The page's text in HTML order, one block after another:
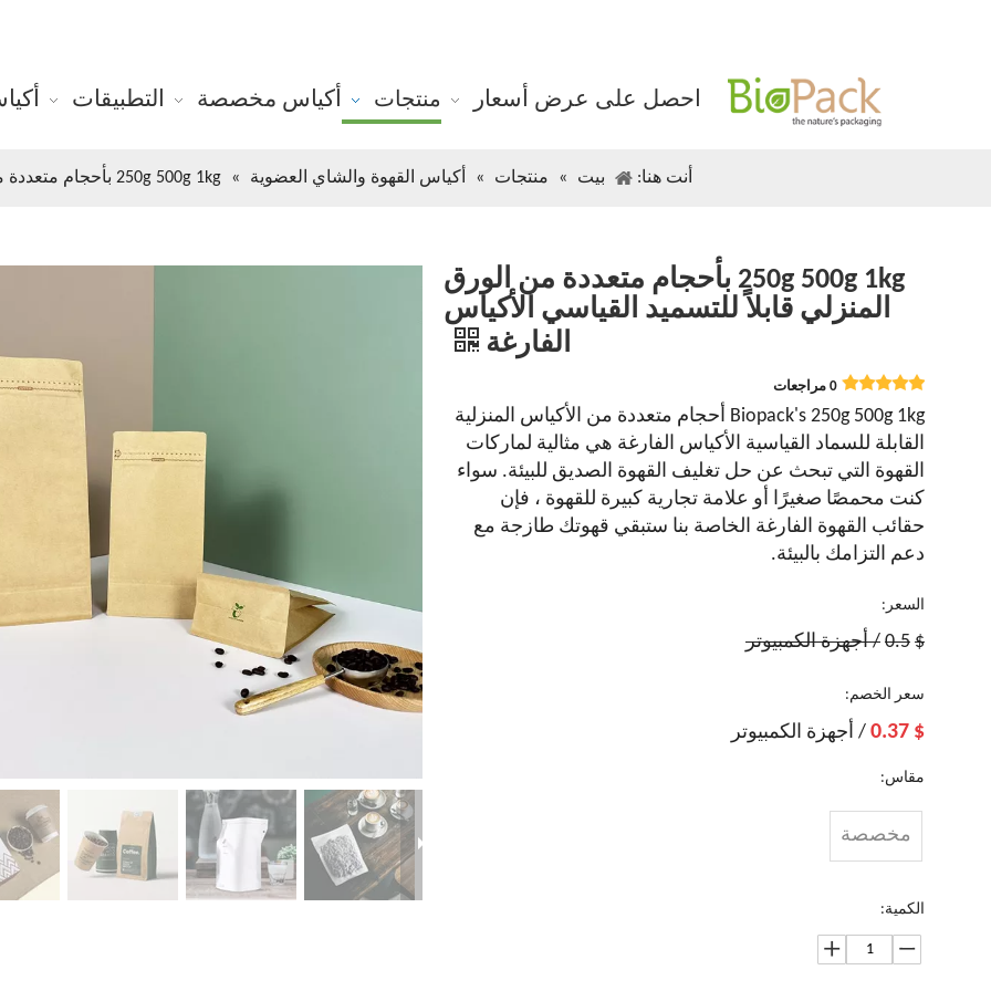
احصل على عرض أسعار منتجات أكياس مخصصة التطبيقات
أنت هنا: بيت » منتجات » أكياس القهوة والشاي العضوية » 250g 500g 1kg بأحجام متعددة من الورق المنزلي قابلاً للتسميد القياسي الأكياس الفارغة
250g 500g 1kg بأحجام متعددة من الورق
المنزلي قابلاً للتسميد القياسي الأكياس
الفارغة
0 مراجعات
Biopack's 250g 500g 1kg أحجام متعددة من الأكياس المنزلية
القابلة للسماد القياسية الأكياس الفارغة هي مثالية لماركات
القهوة التي تبحث عن حل تغليف القهوة الصديق للبيئة. سواء
كنت محمصًا صغيرًا أو علامة تجارية كبيرة للقهوة ، فإن
حقائب القهوة الفارغة الخاصة بنا ستبقي قهوتك طازجة مع
دعم التزامك بالبيئة.
السعر:
$
0.5 / أجهزة الكمبيوتر
سعر الخصم:
$
0.37 / أجهزة الكمبيوتر
مقاس:
مخصصة
الكمية: